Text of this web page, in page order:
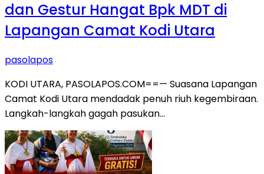
dan Gestur Hangat Bpk MDT di
Lapangan Camat Kodi Utara
pasolapos
KODI UTARA, PASOLAPOS.COM==— Suasana Lapangan
Camat Kodi Utara mendadak penuh riuh kegembiraan.
Langkah-langkah gagah pasukan…